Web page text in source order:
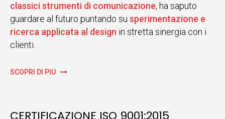
classici strumenti di comunicazione, ha saputo
guardare al futuro puntando su sperimentazione e
ricerca applicata al design in stretta sinergia con i
clienti.
SCOPRI DI PIÙ